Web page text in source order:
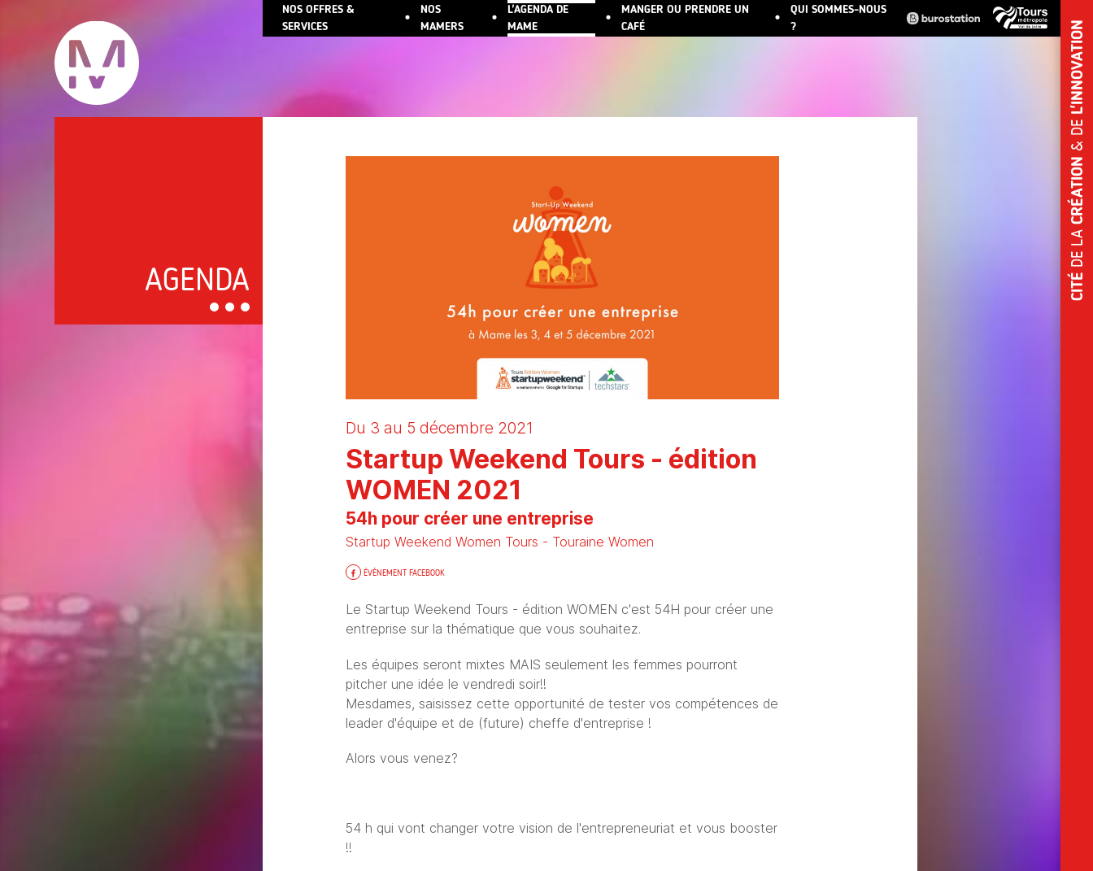
ALLER AU CONTENU PRINCIPAL
NOS OFFRES &
SERVICES
NOS
MAMERS
L'AGENDA DE
MAME
MANGER OU PRENDRE UN
CAFÉ
QUI SOMMES-NOUS
?
AGENDA
Du 3 au 5 décembre 2021
Startup Weekend Tours - édition
WOMEN 2021
54h pour créer une entreprise
Startup Weekend Women Tours - Touraine Women
ÉVÈNEMENT FACEBOOK
Le Startup Weekend Tours - édition WOMEN c'est 54H pour créer une
entreprise sur la thématique que vous souhaitez.
Les équipes seront mixtes MAIS seulement les femmes pourront
pitcher une idée le vendredi soir!!
Mesdames, saisissez cette opportunité de tester vos compétences de
leader d'équipe et de (future) cheffe d'entreprise !
Alors vous venez?
54 h qui vont changer votre vision de l'entrepreneuriat et vous booster
!!
CITÉ
DE LA
CRÉATION
& DE
L'INNOVATION